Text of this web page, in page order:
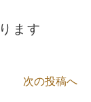
ます
次の投稿へ